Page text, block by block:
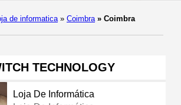
de informatica » Coimbra » Coimbra
TECHNOLOGY
Loja De Informática